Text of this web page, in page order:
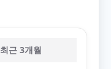
최근 3개월